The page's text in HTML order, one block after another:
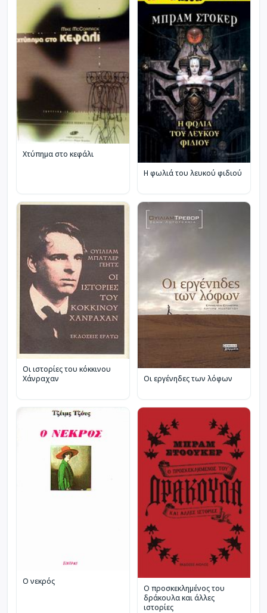
Χτύπημα στο κεφάλι
Η φωλιά του λευκού φιδιού
Οι ιστορίες του κόκκινου
Χάνραχαν
Οι εργένηδες των λόφων
Ο νεκρός
Ο προσκεκλημένος του
δράκουλα και άλλες
ιστορίες